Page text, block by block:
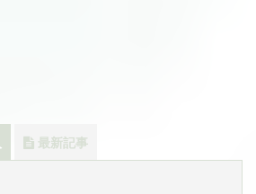
最新記事